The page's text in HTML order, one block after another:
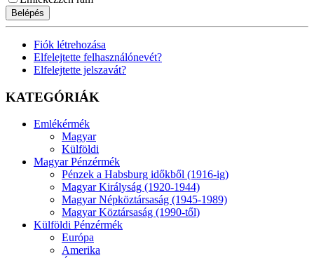
Belépés
Fiók létrehozása
Elfelejtette felhasználónevét?
Elfelejtette jelszavát?
KATEGÓRIÁK
Emlékérmék
Magyar
Külföldi
Magyar Pénzérmék
Pénzek a Habsburg időkből (1916-ig)
Magyar Királyság (1920-1944)
Magyar Népköztársaság (1945-1989)
Magyar Köztársaság (1990-től)
Külföldi Pénzérmék
Európa
Amerika